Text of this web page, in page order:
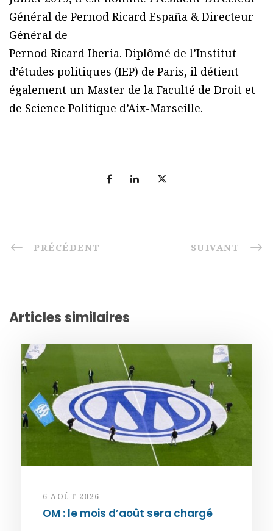
Général de Pernod Ricard España & Directeur
Général de
Pernod Ricard Iberia. Diplômé de l’Institut
d’études politiques (IEP) de Paris, il détient
également un Master de la Faculté de Droit et
de Science Politique d’Aix-Marseille.
PRÉCÉDENT SUIVANT
Articles similaires
6 AOÛT 2026
OM : le mois d’août sera chargé